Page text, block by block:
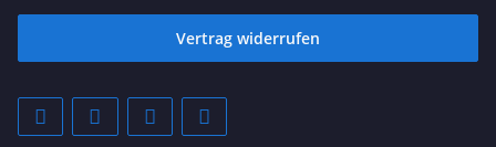
Vertrag widerrufen